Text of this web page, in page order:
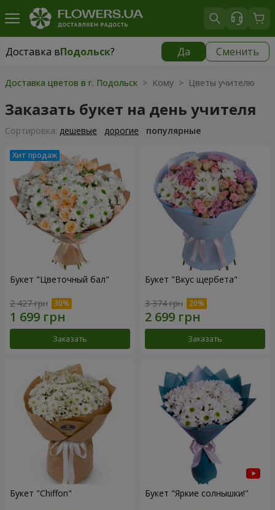
Доставка вПодольск? Да Сменить
Доставка вПодольск|
Доставка цветов в г. Подольск > Кому > Цветы учителю
Заказать букет на день учителя
Cортировка: дешевые дорогие популярные
Букет "Цветочный бал"
2 427 грн
Заказать
Букет "Вкус щербета"
3 374 грн
Заказать
Букет "Chiffon" Букет "Яркие солнышки!"